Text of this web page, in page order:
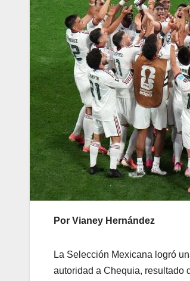
Por Vianey Hernández
La Selección Mexicana logró
autoridad a Chequia, resultado